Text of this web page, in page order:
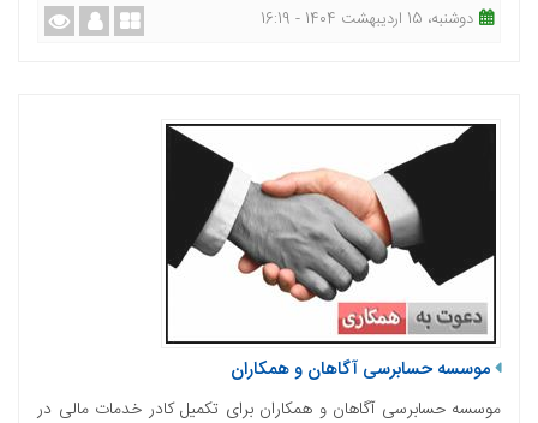
دوشنبه، 15 اردیبهشت 1404 - 16:19
موسسه حسابرسی آگاهان و همکاران
موسسه حسابرسی آگاهان و همکاران برای تکمیل کادر خدمات مالی در